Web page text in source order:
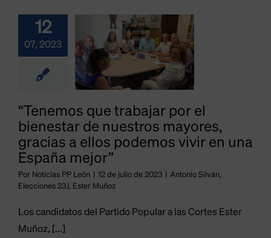
12
07, 2023
en una
Ester Muñoz
“Tenemos que trabajar por el
bienestar de nuestros mayores,
gracias a ellos podemos vivir en una
España mejor”
Por Noticias PP León 12 de julio de 2023 Antonio Silván,
Elecciones 23J, Ester Muñoz
Los candidatos del Partido Popular a las Cortes Ester
Muñoz, [...]